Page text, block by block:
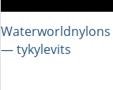
Waterworldnylons
― tykylevits